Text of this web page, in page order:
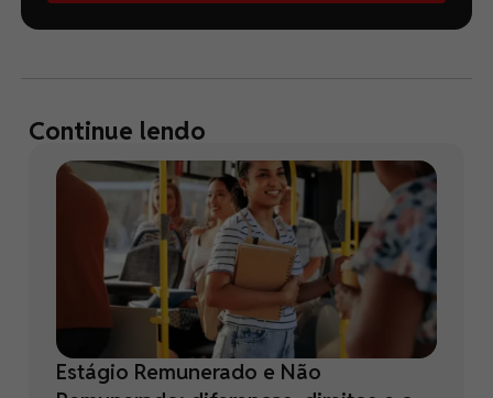
Continue lendo
Estágio Remunerado e Não